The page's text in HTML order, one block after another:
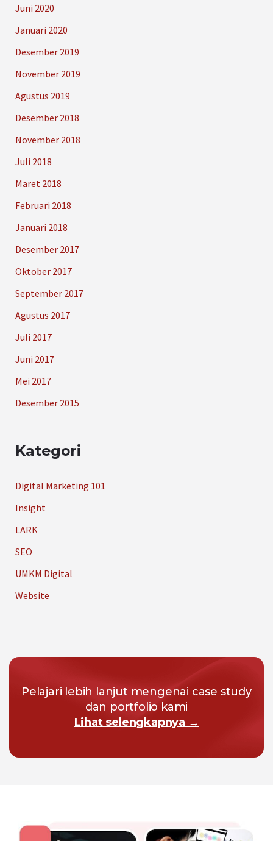
Juni 2020
Januari 2020
Desember 2019
November 2019
Agustus 2019
Desember 2018
November 2018
Juli 2018
Maret 2018
Februari 2018
Januari 2018
Desember 2017
Oktober 2017
September 2017
Agustus 2017
Juli 2017
Juni 2017
Mei 2017
Desember 2015
Kategori
Digital Marketing 101
Insight
LARK
SEO
UMKM Digital
Website
Pelajari lebih lanjut mengenai case study
dan portfolio kami
Lihat selengkapnya →